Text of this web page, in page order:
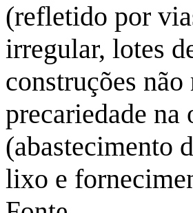
(refletido por
irregular, lotes
construções
precariedade na
(abastecimento
lixo e